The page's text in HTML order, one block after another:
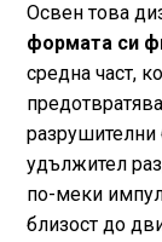
Освен това
формата си
средна част,
разрушителни
удължител
по-меки
близост до